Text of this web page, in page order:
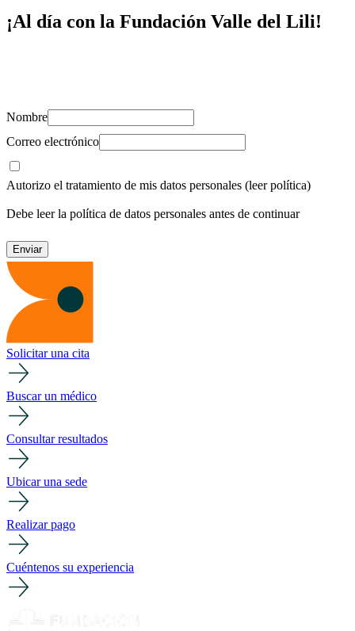
¡Al día con la Fundación Valle del Lili!
Nombre
Correo electrónico
Autorizo el tratamiento de mis datos personales (leer política)
Debe leer la política de datos personales antes de continuar
Solicitar una cita
Buscar un médico
Consultar resultados
Ubicar una sede
Realizar pago
Cuéntenos su experiencia